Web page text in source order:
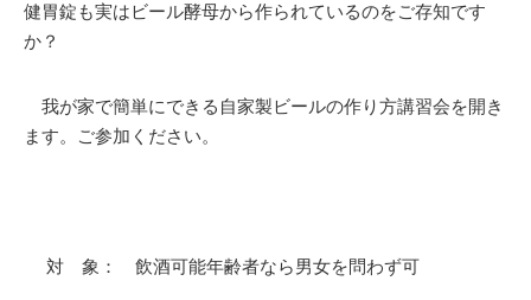
健胃錠も実はビール酵母から作られているのをご存知です
か？
我が家で簡単にできる自家製ビールの作り方講習会を開き
ます。ご参加ください。
対 象： 飲酒可能年齢者なら男女を問わず可